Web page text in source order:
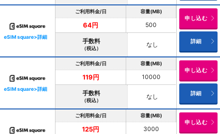
eSIM square>詳細
ご利用料金/日 容量(MB)
64円 500
手数料
（税込） なし
申し込む
詳細
eSIM square>詳細
ご利用料金/日 容量(MB)
119円 10000
手数料
（税込） なし
申し込む
詳細
ご利用料金/日 容量(MB)
125円 3000
申し込む